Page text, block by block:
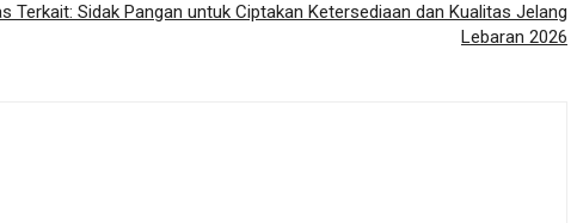
Terkait: Sidak Pangan untuk Ciptakan Ketersediaan dan Kualitas Jelang
Lebaran 2026